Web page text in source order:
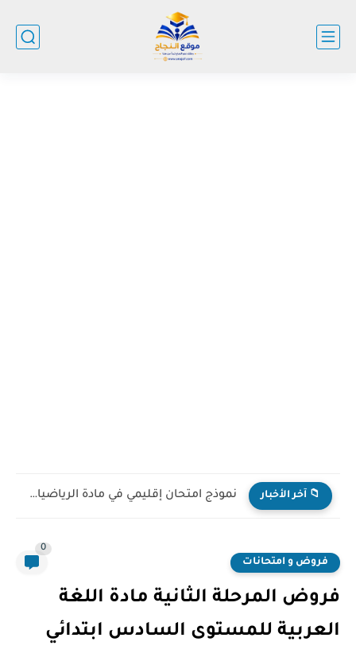
📁 آخر الأخبار نموذج امتحان إقليمي في مادة الرياضيات للمستوى السادس ابتدائي...
فروض و امتحانات
0
فروض المرحلة الثانية مادة اللغة
العربية للمستوى السادس ابتدائي